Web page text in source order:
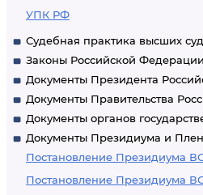
УПК РФ
Судебная практика высших
Законы Российской Федерации
Документы Президента
Документы Правительства
Документы органов
Документы Президиума и
Постановление Президиума
Постановление Президиума